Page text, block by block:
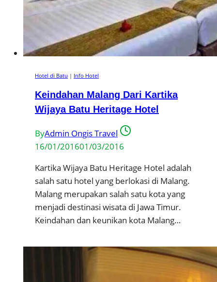
Hotel di Batu | Info Hotel
Keindahan Malang Dari Kartika
Wijaya Batu Heritage Hotel
ByAdmin Ongis Travel
16/01/201601/03/2016
Kartika Wijaya Batu Heritage Hotel adalah
salah satu hotel yang berlokasi di Malang.
Malang merupakan salah satu kota yang
menjadi destinasi wisata di Jawa Timur.
Keindahan dan keunikan kota Malang…